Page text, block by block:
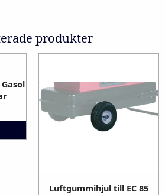
produkter
Luftgummihjul till EC 85